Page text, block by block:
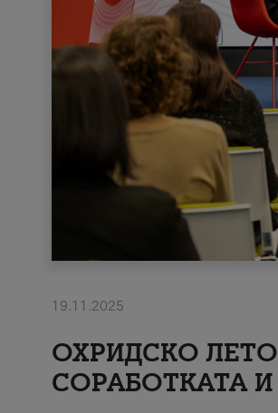
19.11.2025
ОХРИДСКО ЛЕТО
СОРАБОТКАТА